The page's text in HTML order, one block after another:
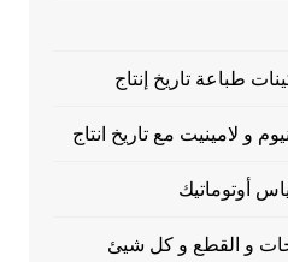
طباعة تاريخ إنتاج
و لامينيت مع تاريخ انتاج
أوتوماتيك
و القطع و كل شيئ